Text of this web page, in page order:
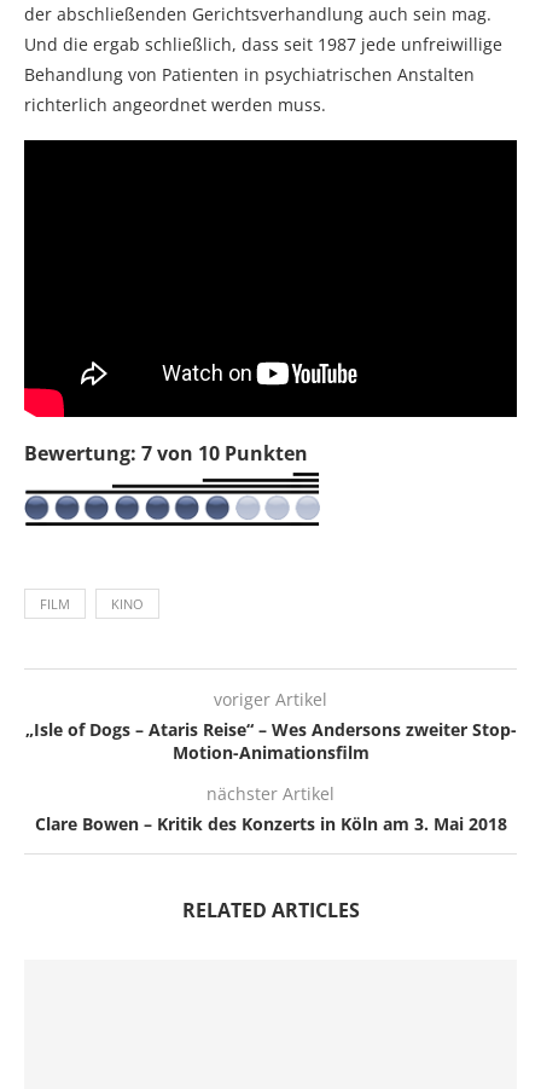
der abschließenden Gerichtsverhandlung auch sein mag.
Und die ergab schließlich, dass seit 1987 jede unfreiwillige
Behandlung von Patienten in psychiatrischen Anstalten
richterlich angeordnet werden muss.
Bewertung: 7 von 10 Punkten
FILM KINO
voriger Artikel
„Isle of Dogs – Ataris Reise“ – Wes Andersons zweiter Stop-
Motion-Animationsfilm
nächster Artikel
Clare Bowen – Kritik des Konzerts in Köln am 3. Mai 2018
RELATED ARTICLES